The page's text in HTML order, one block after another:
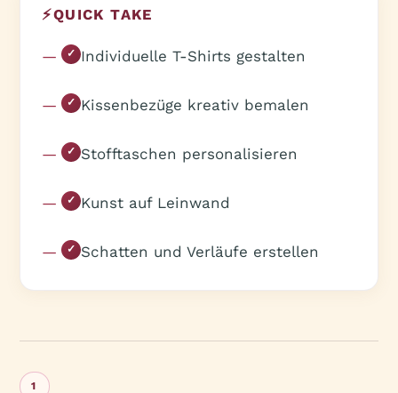
⚡QUICK TAKE
✓ Individuelle T-Shirts gestalten
✓ Kissenbezüge kreativ bemalen
✓ Stofftaschen personalisieren
✓ Kunst auf Leinwand
✓ Schatten und Verläufe erstellen
1